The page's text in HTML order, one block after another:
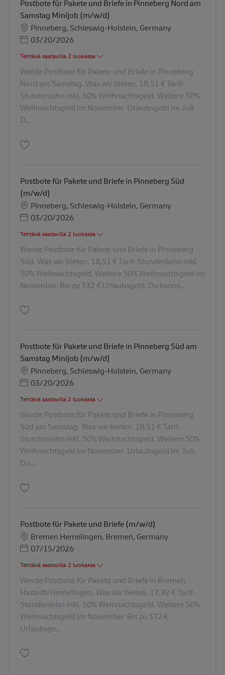
Postbote für Pakete und Briefe in Pinneberg Nord am
Samstag Minijob (m/w/d)
SijaintiPinneberg, Schleswig-Holstein, Germany
Posted Date
03/20/2026
Tehtävä saatavilla 2 luokassa
Werde Postbote für Pakete und Briefe in Pinneberg
Nord am Samstag. Was wir bieten. 18,51 € Tarif-
Stundenlohn inkl. 50% Weihnachtsgeld. Weitere 50%
Weihnachtsgeld im November. Urlaubsgeld im Juli.
D...
Postbote für Pakete und Briefe in Pinneberg Süd
(m/w/d)
SijaintiPinneberg, Schleswig-Holstein, Germany
Posted Date
03/20/2026
Tehtävä saatavilla 2 luokassa
Werde Postbote für Pakete und Briefe in Pinneberg
Süd. Was wir bieten. 18,51 € Tarif-Stundenlohn inkl.
50% Weihnachtsgeld. Weitere 50% Weihnachtsgeld im
November. Bis zu 332 € Urlaubsgeld. Du kanns...
Postbote für Pakete und Briefe in Pinneberg Süd am
Samstag Minijob (m/w/d)
SijaintiPinneberg, Schleswig-Holstein, Germany
Posted Date
03/20/2026
Tehtävä saatavilla 2 luokassa
Werde Postbote für Pakete und Briefe in Pinneberg
Süd am Samstag. Was wir bieten. 18,51 € Tarif-
Stundenlohn inkl. 50% Weihnachtsgeld. Weitere 50%
Weihnachtsgeld im November. Urlaubsgeld im Juli.
Du...
Postbote für Pakete und Briefe (m/w/d)
SijaintiBremen Hemelingen, Bremen, Germany
Posted Date
07/15/2026
Tehtävä saatavilla 2 luokassa
Werde Postbote für Pakete und Briefe in Bremen
Hastedt/Hemelingen. Was wir bieten. 17,92 € Tarif-
Stundenlohn inkl. 50% Weihnachtsgeld. Weitere 50%
Weihnachtsgeld im November. Bis zu 332 €
Urlaubsge...